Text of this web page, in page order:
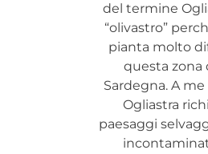
del termine
“olivastro”
pianta molto
questa zona
Sardegna. A
Ogliastra
paesaggi